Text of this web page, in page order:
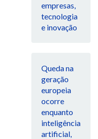
empresas,
tecnologia
e inovação
Queda na
geração
europeia
ocorre
enquanto
inteligência
artificial,